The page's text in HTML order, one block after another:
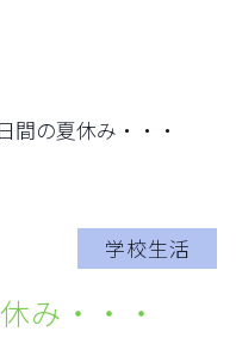
間の夏休み・・・
学校生活
み・・・